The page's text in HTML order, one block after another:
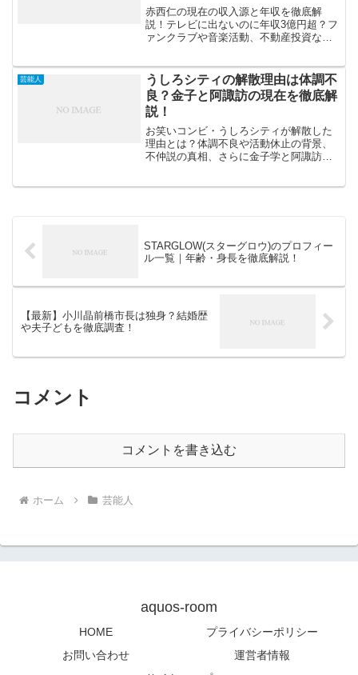
赤西仁の現在の収入源と年収を徹底解
説！テレビに出ないのに年収3億円超？フ
ァンクラブや音楽活動、不動産投資など6
芸能人
うしろシティの解散理由は体調不
良？金子と阿諏訪の現在を徹底解
説！
お笑いコンビ・うしろシティが解散した
理由とは？体調不良や活動休止の背景、
不仲説の真相、さらに金子学と阿諏訪泰
STARGLOW(スターグロウ)のプロフィー
ル一覧｜年齢・身長を徹底解説！
【最新】小川晶前橋市長は独身？結婚歴
や夫子どもを徹底調査！
コメント
コメントを書き込む
ホーム 芸能人
aquos-room
HOME
プライバシーポリシー
お問い合わせ
運営者情報